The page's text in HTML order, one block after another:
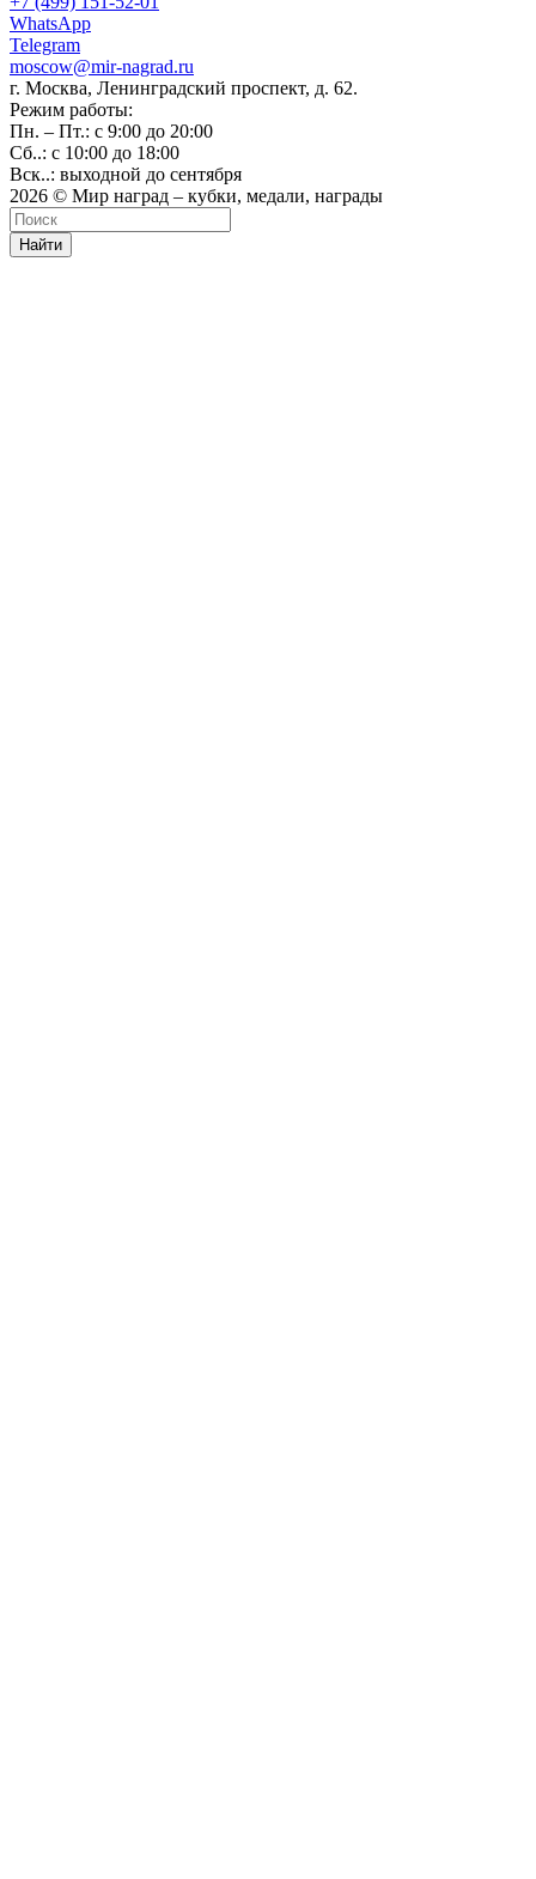
WhatsApp
Telegram
moscow@mir-nagrad.ru
г. Москва, Ленинградский проспект, д. 62.
Режим работы:
Пн. – Пт.: с 9:00 до 20:00
Сб..: с 10:00 до 18:00
Вск..: выходной до сентября
2026 © Мир наград – кубки, медали, награды
Найти